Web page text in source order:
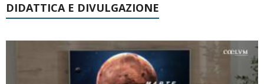
DIDATTICA E DIVULGAZIONE